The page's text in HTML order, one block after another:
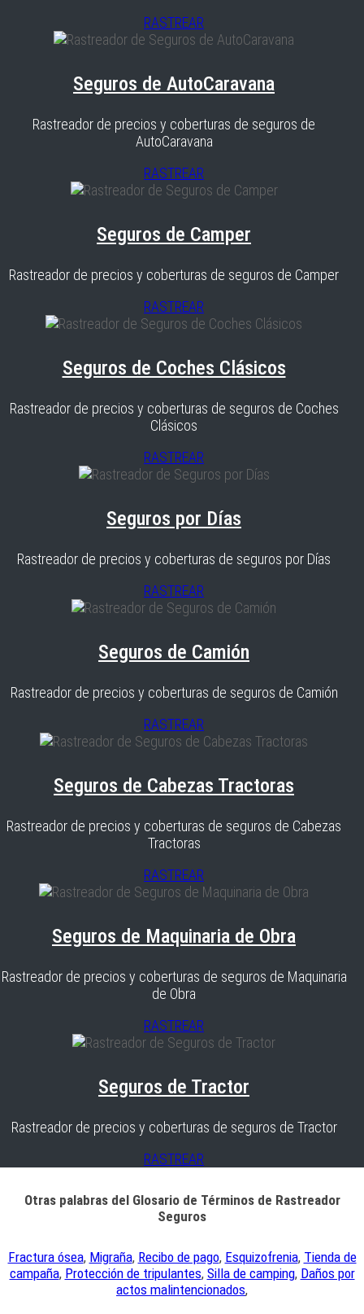
RASTREAR
Seguros de AutoCaravana
Rastreador de precios y coberturas de seguros de
AutoCaravana
RASTREAR
Seguros de Camper
Rastreador de precios y coberturas de seguros de Camper
RASTREAR
Seguros de Coches Clásicos
Rastreador de precios y coberturas de seguros de Coches
Clásicos
RASTREAR
Seguros por Días
Rastreador de precios y coberturas de seguros por Días
RASTREAR
Seguros de Camión
Rastreador de precios y coberturas de seguros de Camión
RASTREAR
Seguros de Cabezas Tractoras
Rastreador de precios y coberturas de seguros de Cabezas
Tractoras
RASTREAR
Seguros de Maquinaria de Obra
Rastreador de precios y coberturas de seguros de Maquinaria
de Obra
RASTREAR
Seguros de Tractor
Rastreador de precios y coberturas de seguros de Tractor
RASTREAR
Otras palabras del Glosario de Términos de Rastreador
Seguros
Fractura ósea, Migraña, Recibo de pago, Esquizofrenia, Tienda de
campaña, Protección de tripulantes, Silla de camping, Daños por
actos malintencionados,